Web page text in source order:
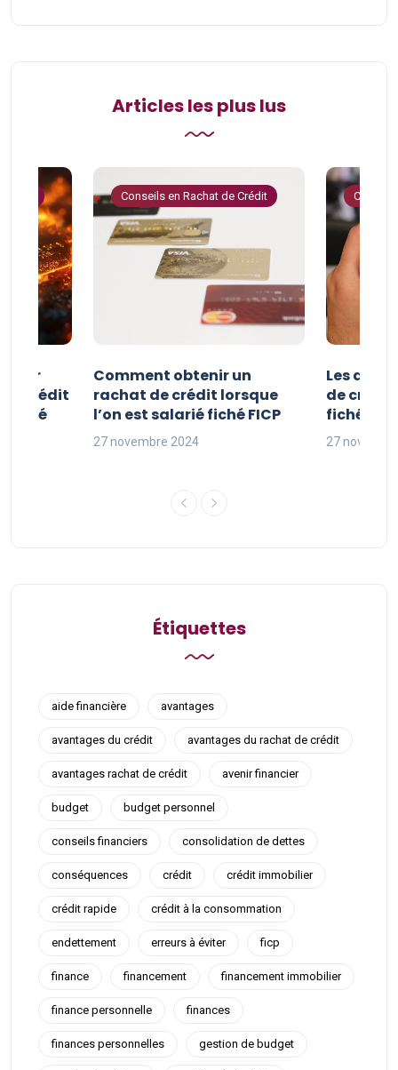
Articles les plus lus
pour
crédit
fiché
Conseils en Rachat de Crédit
Comment obtenir un
rachat de crédit lorsque
l’on est salarié fiché FICP
27 novembre 2024
Les
de crédit
fichés
27
Étiquettes
aide financière avantages
avantages du crédit avantages du rachat de crédit
avantages rachat de crédit avenir financier
budget budget personnel
conseils financiers consolidation de dettes
conséquences crédit crédit immobilier
crédit rapide crédit à la consommation
endettement erreurs à éviter ficp
finance financement financement immobilier
finance personnelle finances
finances personnelles gestion de budget